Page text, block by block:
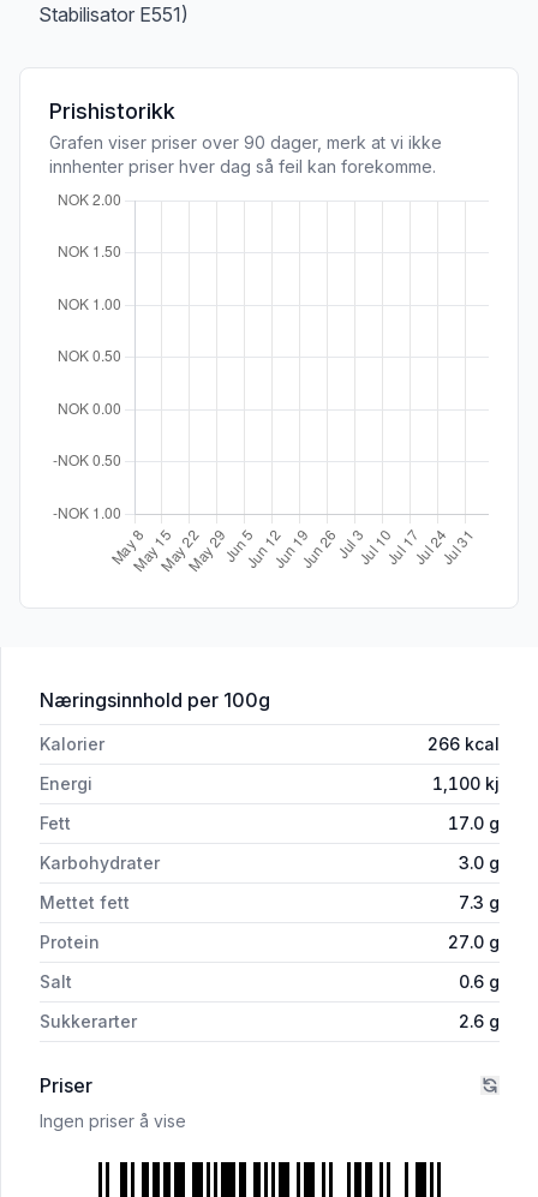
Stabilisator E551)
Prishistorikk
Grafen viser priser over 90 dager, merk at vi ikke
innhenter priser hver dag så feil kan forekomme.
Næringsinnhold for 'Buffalo Wings Barbeque
per 100g
Kalorier 266 kcal
Energi
1,100 kj
Fett
17.0 g
Karbohydrater
3.0 g
Mettet fett
7.3 g
Protein
27.0 g
Salt
0.6 g
Sukkerarter
2.6 g
Priser
Ingen priser å vise